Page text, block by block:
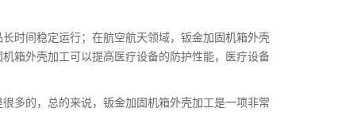
时间稳定运行；在航空航天领域，钣金加固机箱外壳
箱外壳加工可以提高医疗设备的防护性能，医疗设备
多的，总的来说，钣金加固机箱外壳加工是一项非常